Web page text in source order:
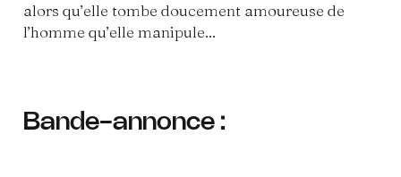
alors qu’elle tombe doucement amoureuse de
l’homme qu’elle manipule...
Bande-annonce :